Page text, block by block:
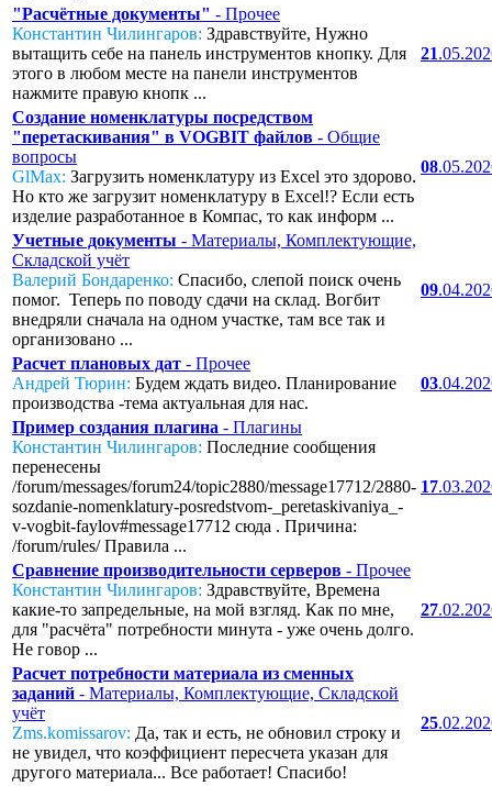
"Расчётные документы" - Прочее
Константин Чилингаров: Здравствуйте, Нужно
вытащить себе на панель инструментов кнопку. Для
этого в любом месте на панели инструментов
нажмите правую кнопк ...
21
Создание номенклатуры посредством
"перетаскивания" в VOGBIT файлов - Общие
вопросы
GlMax: Загрузить номенклатуру из Excel это здорово.
Но кто же загрузит номенклатуру в Excel!? Если есть
изделие разработанное в Компас, то как информ ...
08
Учетные документы - Материалы, Комплектующие,
Складской учёт
Валерий Бондаренко: Спасибо, слепой поиск очень
помог. Теперь по поводу сдачи на склад. Вогбит
внедряли сначала на одном участке, там все так и
организовано ...
09
Расчет плановых дат - Прочее
Андрей Тюрин: Будем ждать видео. Планирование
производства -тема актуальная для нас.
03
Пример создания плагина - Плагины
Константин Чилингаров: Последние сообщения
перенесены
/forum/messages/forum24/topic2880/message17712/2880-
sozdanie-nomenklatury-posredstvom-_peretaskivaniya_-
v-vogbit-faylov#message17712 сюда . Причина:
/forum/rules/ Правила ...
17
Сравнение производительности серверов - Прочее
Константин Чилингаров: Здравствуйте, Времена
какие-то запредельные, на мой взгляд. Как по мне,
для "расчёта" потребности минута - уже очень долго.
Не говор ...
27
Расчет потребности материала из сменных
заданий - Материалы, Комплектующие, Складской
учёт
Zms.komissarov: Да, так и есть, не обновил строку и
не увидел, что коэффициент пересчета указан для
другого материала... Все работает! Спасибо!
25